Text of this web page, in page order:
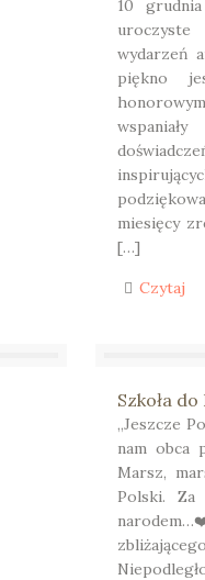
10
wydarzeń
piękno
miesięcy
[…]
Czytaj
Szkoła
„Jeszcze
nam obca
Marsz,
Polski. Za